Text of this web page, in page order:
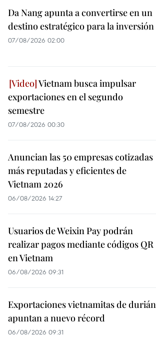
Da Nang apunta a convertirse en un
destino estratégico para la inversión
07/08/2026 02:00
Vietnam busca impulsar
exportaciones en el segundo
semestre
07/08/2026 00:30
Anuncian las 50 empresas cotizadas
más reputadas y eficientes de
Vietnam 2026
06/08/2026 14:27
Usuarios de Weixin Pay podrán
realizar pagos mediante códigos QR
en Vietnam
06/08/2026 09:31
Exportaciones vietnamitas de durián
apuntan a nuevo récord
06/08/2026 09:31